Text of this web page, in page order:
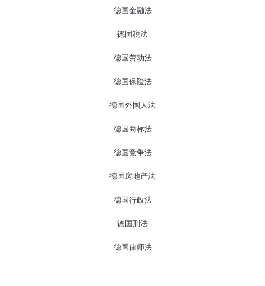
德国金融法
德国税法
德国劳动法
德国保险法
德国外国人法
德国商标法
德国竞争法
德国房地产法
德国行政法
德国刑法
德国律师法